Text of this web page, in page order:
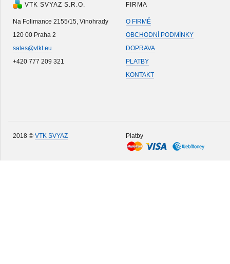
VTK SVYAZ S.R.O.
Na Folimance 2155/15, Vinohrady
120 00 Praha 2
sales@vtkt.eu
+420 777 209 321
FIRMA
O FIRMĚ
OBCHODNÍ PODMÍNKY
DOPRAVA
PLATBY
KONTAKT
2018 © VTK SVYAZ Platby